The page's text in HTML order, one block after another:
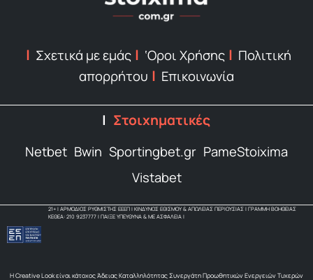
Σχετικά με εμάς ‘Οροι Χρήσης
Πολιτική
απορρήτου
Επικοινωνία
Στοιχηματικές
Netbet Bwin Sportingbet.gr PameStoixima
Vistabet
21+ | ΑΡΜΟΔΙΟΣ ΡΥΘΜΙΣΤΗΣ ΕΕΕΠ | ΚΙΝΔΥΝΟΣ ΕΘΙΣΜΟΥ & ΑΠΩΛΕΙΑΣ ΠΕΡΙΟΥΣΙΑΣ | ΓΡΑΜΜΗ ΒΟΗΘΕΙΑΣ
ΚΕΘΕΑ: 210 9237777 | ΠΑΙΞΕ ΥΠΕΥΘΥΝΑ & ΜΕ ΑΣΦΑΛΕΙΑ |
Η Creative Look είναι κάτοχος Άδειας Καταλληλότητας Συνεργάτη Προωθητικών Ενεργειών Τυχερών